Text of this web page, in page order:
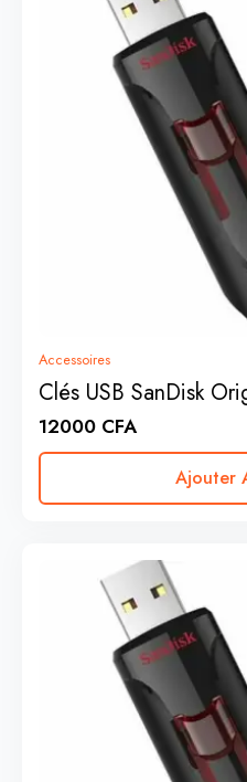
Accessoires
Clés USB SanDisk
12000 CFA
Ajouter